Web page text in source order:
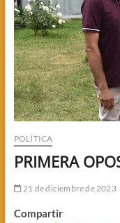
POLÍTICA
PRIMERA
21 de diciembre de 2023
Compartir